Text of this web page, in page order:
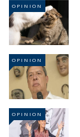
OPINION
OPINION
OPINION